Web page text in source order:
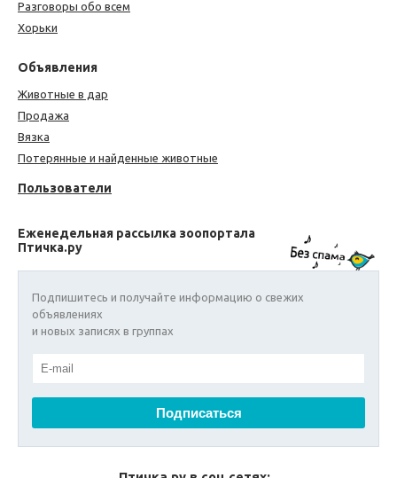
Разговоры обо всем
Хорьки
Объявления
Животные в дар
Продажа
Вязка
Потерянные и найденные животные
Пользователи
Еженедельная рассылка зоопортала
Птичка.ру
Подпишитесь и получайте информацию о свежих
объявлениях
и новых записях в группах